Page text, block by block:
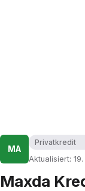
MA
Privatkredit
Aktualisiert:
Maxda